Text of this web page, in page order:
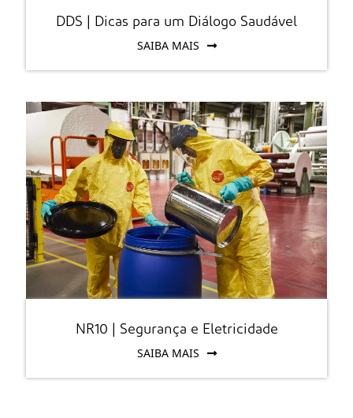
DDS | Dicas para um Diálogo Saudável
SAIBA MAIS
NR10 | Segurança e Eletricidade
SAIBA MAIS